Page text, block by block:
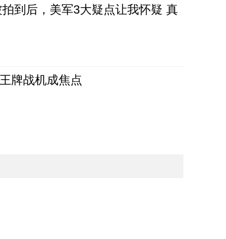
到后，美军3大疑点让我怀疑 真
牌战机成焦点